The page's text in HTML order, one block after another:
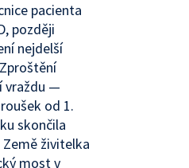
pacienta
později
nejdelší
vraždu —
od 1.
skončila
živitelka
most v